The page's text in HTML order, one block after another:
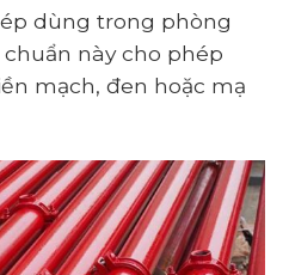
dùng trong phòng
này cho phép
mạch, đen hoặc mạ